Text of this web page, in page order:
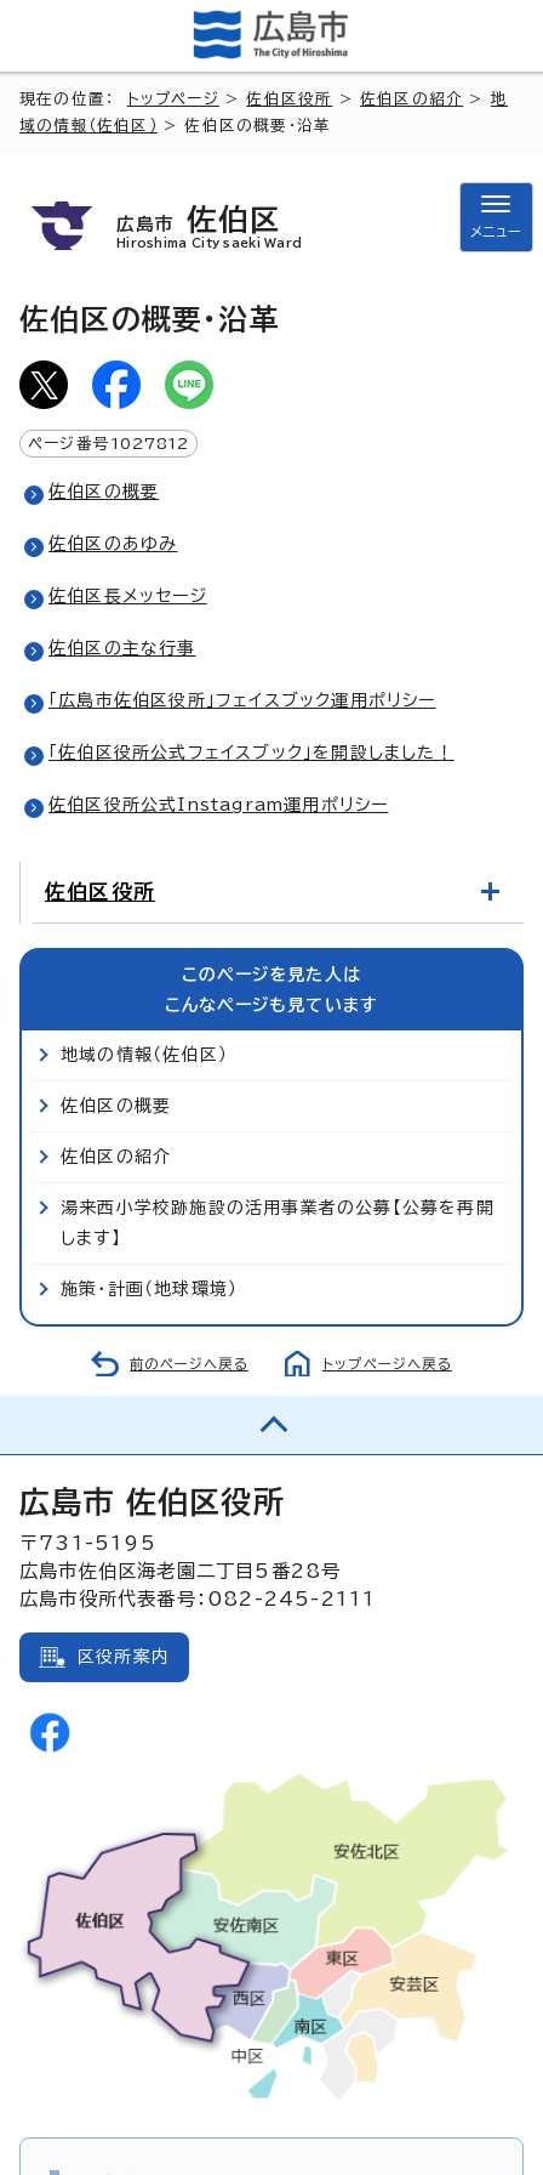
現在の位置： トップページ >佐伯区役所 >佐伯区の紹介 > 地
域の情報（佐伯区）
> 佐伯区の概要・沿革
広島市 佐伯区
Hiroshima City saeki Ward
メニュー
佐伯区の概要・沿革
ページ番号 1027812
佐伯区の概要
佐伯区のあゆみ
佐伯区長メッセージ
佐伯区の主な行事
「広島市佐伯区役所」フェイスブック運用ポリシー
「佐伯区役所公式フェイスブック」を開設しました！
佐伯区役所公式Instagram運用ポリシー
佐伯区役所
このページを見た人は
こんなページも見ています
地域の情報（佐伯区）
佐伯区の概要
佐伯区の紹介
湯来西小学校跡施設の活用事業者の公募【公募を再開
します】
施策・計画（地球環境）
前のページへ戻る トップページへ戻る
広島市 佐伯区役所
〒731-5195
広島市佐伯区海老園二丁目5番28号
広島市役所代表番号：082-245-2111
区役所案内